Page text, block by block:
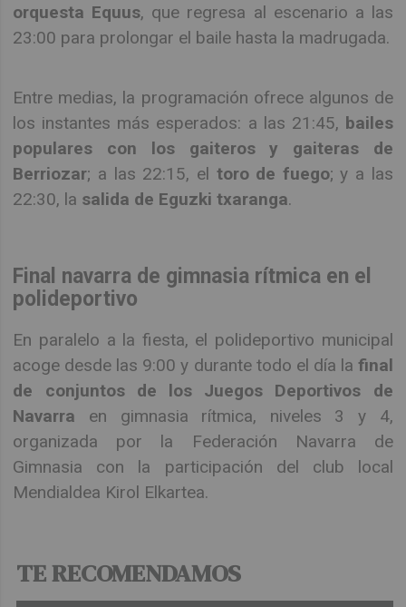
orquesta Equus, que regresa al escenario a las
23:00 para prolongar el baile hasta la madrugada.
Entre medias, la programación ofrece algunos de
los instantes más esperados: a las 21:45, bailes
populares con los gaiteros y gaiteras de
Berriozar; a las 22:15, el toro de fuego; y a las
22:30, la salida de Eguzki txaranga.
Final navarra de gimnasia rítmica en el
polideportivo
En paralelo a la fiesta, el polideportivo municipal
acoge desde las 9:00 y durante todo el día la final
de conjuntos de los Juegos Deportivos de
Navarra en gimnasia rítmica, niveles 3 y 4,
organizada por la Federación Navarra de
Gimnasia con la participación del club local
Mendialdea Kirol Elkartea.
TE RECOMENDAMOS